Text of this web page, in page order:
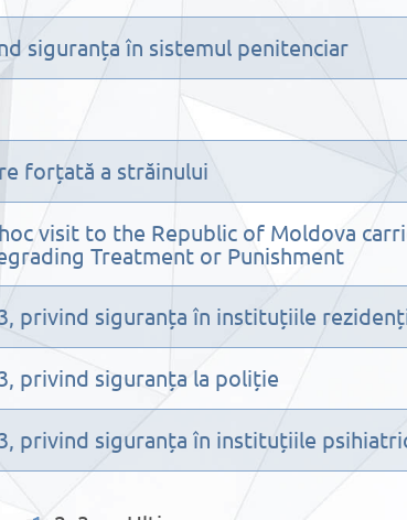
siguranța în sistemul penitenciar
forțată a străinului
visit to the Republic of Moldova
Treatment or Punishment
privind siguranța în instituțiile
privind siguranța la poliție
privind siguranța în instituțiile